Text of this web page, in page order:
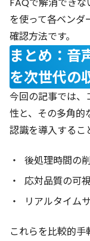
FAQで解消でき
を使って各ベンダ
確認方法です。
まとめ：音
を次世代の
今回の記事では、
性と、その多角的
認識を導入するこ
後処理時間の
応対品質の可
リアルタイム
これらを比較的手